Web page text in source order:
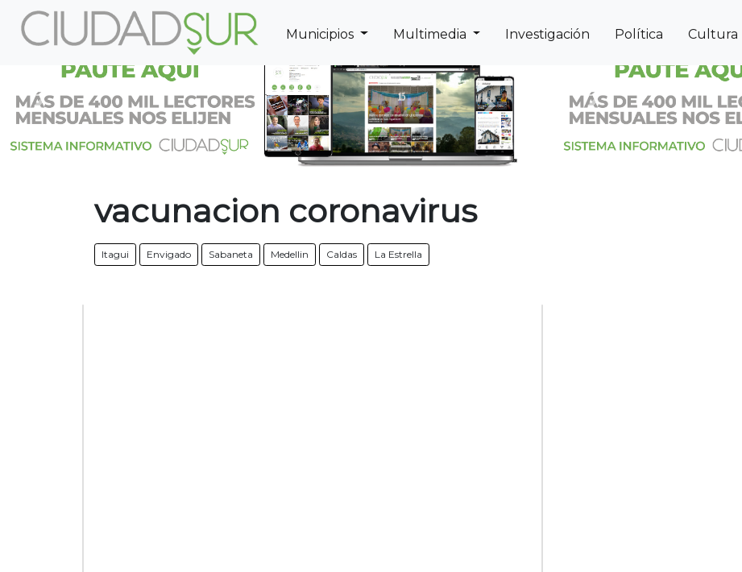
Municipios Multimedia Investigación Política Cultura
Previous Next Previous
vacunacion coronavirus
Itagui Envigado Sabaneta Medellin Caldas La Estrella